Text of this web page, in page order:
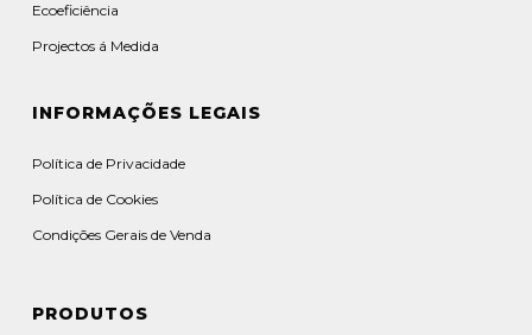
Ecoeficiência
Projectos á Medida
INFORMAÇÕES LEGAIS
Política de Privacidade
Política de Cookies
Condições Gerais de Venda
PRODUTOS